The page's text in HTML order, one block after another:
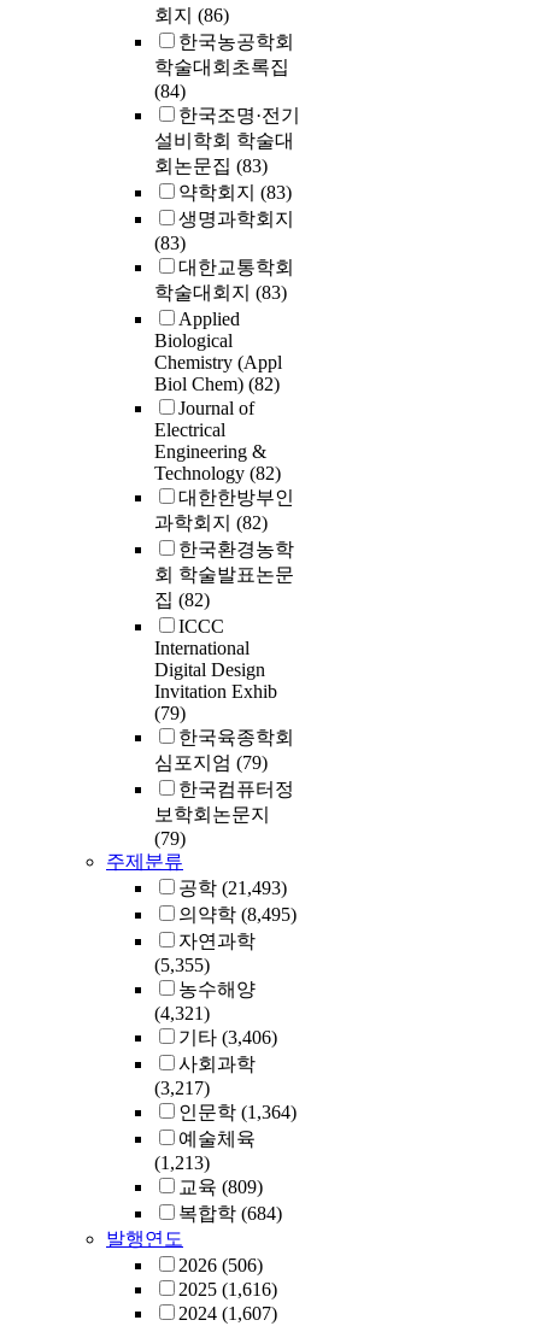
회지 (86)
한국농공학회
학술대회초록집
(84)
한국조명·전기
설비학회 학술대
회논문집 (83)
약학회지 (83)
생명과학회지
(83)
대한교통학회
학술대회지 (83)
Applied
Biological
Chemistry (Appl
Biol Chem) (82)
Journal of
Electrical
Engineering &
Technology (82)
대한한방부인
과학회지 (82)
한국환경농학
회 학술발표논문
집 (82)
ICCC
International
Digital Design
Invitation Exhib
(79)
한국육종학회
심포지엄 (79)
한국컴퓨터정
보학회논문지
(79)
주제분류
공학 (21,493)
의약학 (8,495)
자연과학
(5,355)
농수해양
(4,321)
기타 (3,406)
사회과학
(3,217)
인문학 (1,364)
예술체육
(1,213)
교육 (809)
복합학 (684)
발행연도
2026 (506)
2025 (1,616)
2024 (1,607)